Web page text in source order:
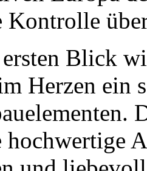
ersten Blick
Herzen ein